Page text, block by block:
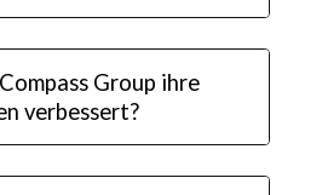
Group ihre
verbessert?